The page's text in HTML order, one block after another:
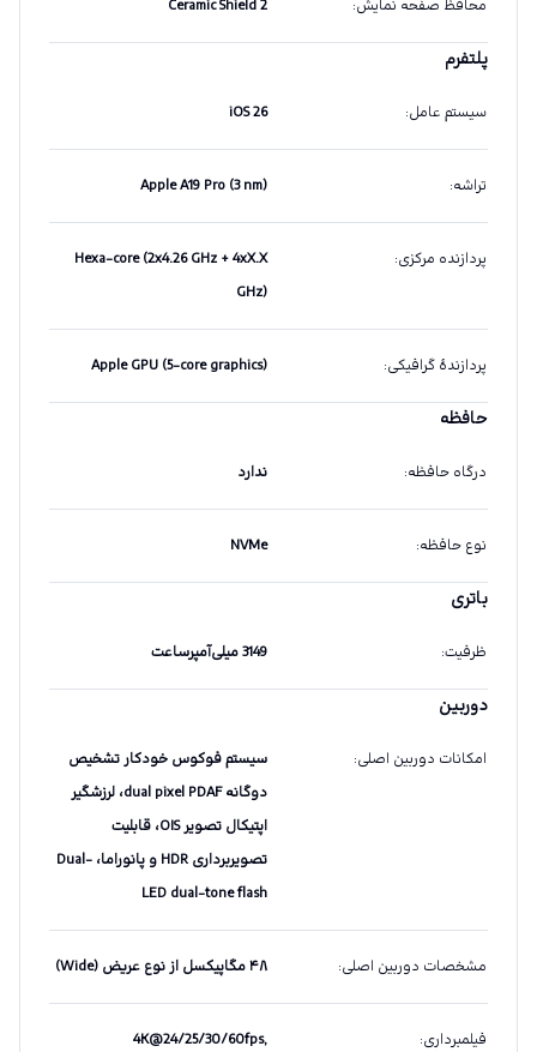
محافظ صفحه نمایش:
Ceramic Shield 2
پلتفرم
سیستم عامل:
iOS 26
تراشه:
Apple A19 Pro (3 nm)
پردازنده مرکزی:
Hexa-core (2x4.26 GHz + 4xX.X
GHz)
پردازندهٔ گرافیکی:
Apple GPU (5-core graphics)
حافظه
درگاه حافظه: ندارد
نوع حافظه:
NVMe
باتری
ظرفیت: 3149 میلی‌آمپرساعت
دوربین
امکانات دوربین اصلی:
سیستم فوکوس خودکار تشخیص
دوگانه dual pixel PDAF، لرزشگیر
اپتیکال تصویر OIS، قابلیت
تصویربرداری HDR و پانوراما، Dual-
LED dual-tone flash
مشخصات دوربین اصلی: ۴۸ مگاپیکسل از نوع عریض (Wide)
فیلمبرداری:
4K@24/25/30/60fps,